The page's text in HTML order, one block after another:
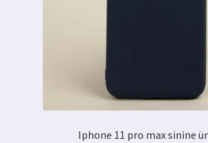
Iphone 11 pro max sinine